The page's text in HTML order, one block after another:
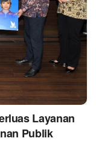
Layanan
Publik